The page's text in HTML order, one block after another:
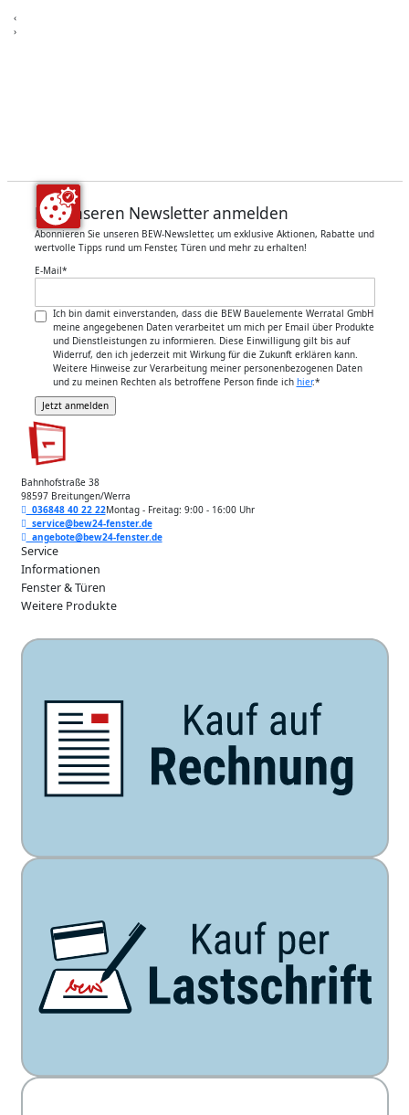
‹
›
Für unseren Newsletter anmelden
Abonnieren Sie unseren BEW-Newsletter, um exklusive Aktionen, Rabatte und
wertvolle Tipps rund um Fenster, Türen und mehr zu erhalten!
E-Mail*
Ich bin damit einverstanden, dass die BEW Bauelemente Werratal GmbH
meine angegebenen Daten verarbeitet um mich per Email über Produkte
und Dienstleistungen zu informieren. Diese Einwilligung gilt bis auf
Widerruf, den ich jederzeit mit Wirkung für die Zukunft erklären kann.
Weitere Hinweise zur Verarbeitung meiner personenbezogenen Daten
und zu meinen Rechten als betroffene Person finde ich hier.*
Bahnhofstraße 38
98597 Breitungen/Werra
036848 40 22 22Montag - Freitag: 9:00 - 16:00 Uhr
service@bew24-fenster.de
angebote@bew24-fenster.de
Service
Informationen
Fenster & Türen
Weitere Produkte